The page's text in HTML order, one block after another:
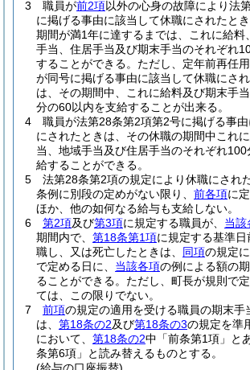
3
職員が前2項以外の心身の故障により法
に掲げる事由に該当して休職にされたと
期間が満1年に達するまでは、これに給料
手当、住居手当及び期末手当のそれぞれ
することができる。 ただし、定年前再任
が同号に掲げる事由に該当して休職にさ
は、その期間中、これに給料及び期末手
分の60以内を支給することが出来る。
4
職員が法第28条第2項第2号に掲げる事
にされたときは、その休職の期間中これ
当、地域手当及び住居手当のそれぞれ
給することができる。
5
法第28条第2項の規定により休職にされ
条例に別段の定めがない限り、 前各項に
ほか、他の如何なる給与も支給しない。
6
第2項及び第3項に規定する職員が、 当該
期間内で、 第18条第1項に規定する基準
職し、又は死亡したときは、 同項の規定
で定める日に、 当該各項の例による額の
ることができる。 ただし、町長が規則で
ては、この限りでない。
7
前項の規定の適用を受ける職員の期末手
は、 第18条の2及び第18条の3の規定を準
において、 第18条の2中「前条第1項」と
条第6項」と読み替えるものとする。